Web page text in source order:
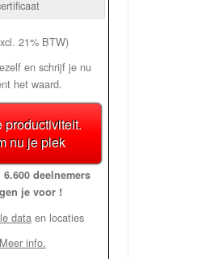
21% BTW)
en schrijf je nu
het waard.
productiviteit.
nu je plek
6.600 deelnemers
je voor !
dataen locaties
Meer info.